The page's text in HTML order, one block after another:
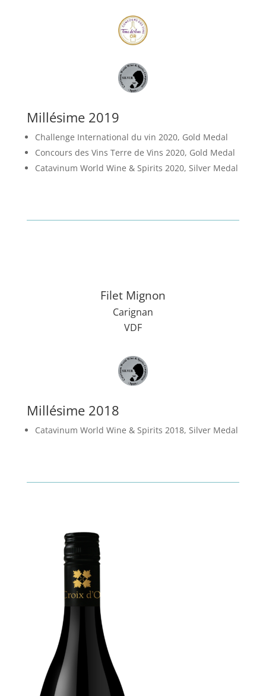
Millésime 2019
Challenge International du vin 2020, Gold Medal
Concours des Vins Terre de Vins 2020, Gold Medal
Catavinum World Wine & Spirits 2020, Silver Medal
Filet Mignon
Carignan
VDF
Millésime 2018
Catavinum World Wine & Spirits 2018, Silver Medal